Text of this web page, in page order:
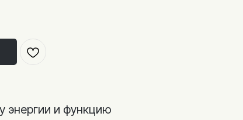
энергии и функцию